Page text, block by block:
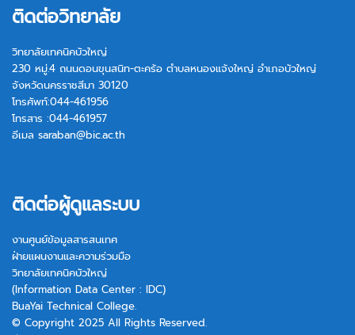
ติดต่อวิทยาลัย
วิทยาลัยเทคนิคบัวใหญ่
230 หมู่.4 ถนนดอนขุนสนิท-ตะคร้อ ตำบลหนองแจ้งใหญ่ อำเภอบัวใหญ่
จังหวัดนครราชสีมา 30120
โทรศัพท์:044-461956
โทรสาร :044-461957
อีเมล saraban@bic.ac.th
ติดต่อผู้ดูแลระบบ
งานศูนย์ข้อมูลสารสนเทศ
ฝ่ายแผนงานและความร่วมมือ
วิทยาลัยเทคนิคบัวใหญ่
(Information Data Center : IDC)
BuaYai Technical College.
© Copyright 2025 All Rights Reserved.